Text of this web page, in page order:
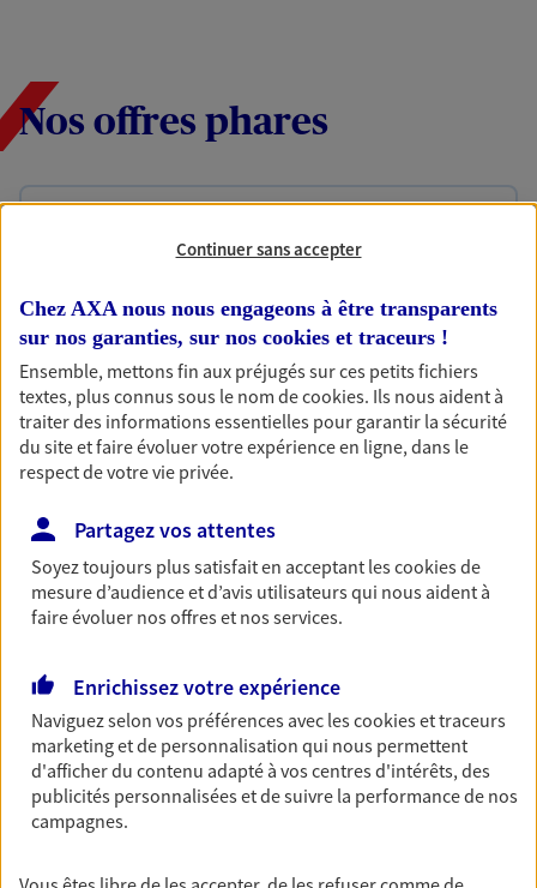
Nos offres phares
Réalisez vos projets grâce à votre épargne : achat
du monde… Épargnez à votre rythme et
simplement, selon votre profil.
Découvrir les offres Épargne
Retraite
votre vie avec les conseils d'un expert. Découvrez
notre solution PER (Plan Epargne Retraite)
spécialement conçue pour la retraite.
Découvrir l'offre Retraite
Prévoyance
Pour un avenir serein, assurez-vous avec notre
contrat prévoyance. Préservez vos proches en cas
d'accident ou de maladie en optant pour les
garanties incapacité temporaire totale de travail,
invalidité ou de décès.
Découvrir l'offre Prévoyance
Continuer sans accepter
Chez AXA nous nous engageons à être transparents
sur nos garanties, sur nos cookies et traceurs !
Ensemble, mettons fin aux préjugés sur ces petits fichiers
textes, plus connus sous le nom decookies. Ils nous aident à
traiter des informations essentielles pour garantir la sécurité
du site et faire évoluer votre expérience en ligne, dans le
respect de votre vie privée.
Partagez vos attentes
Soyez toujours plus satisfait en acceptant lescookiesde
mesure d’audience et d’avis utilisateurs qui nous aident à
faire évoluer nos offres et nos services.
Enrichissez votre expérience
Naviguez selon vos préférences avec lescookies et traceurs
marketing et de personnalisation qui nous permettent
d'afficher du contenu adapté à vos centres d'intérêts, des
publicités personnalisées et de suivre la performance de nos
campagnes.